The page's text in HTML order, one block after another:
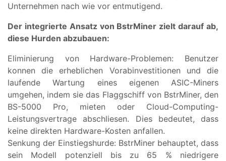
Unternehmen nach wie vor entmutigend.
Der integrierte Ansatz von BstrMiner zielt darauf ab,
diese Hurden abzubauen:
Eliminierung von Hardware-Problemen: Benutzer
konnen die erheblichen Vorabinvestitionen und die
laufende Wartung eines eigenen ASIC-Miners
umgehen, indem sie das Flaggschiff von BstrMiner, den
BS-5000 Pro, mieten oder Cloud-Computing-
Leistungsvertrage abschliesen. Dies bedeutet, dass
keine direkten Hardware-Kosten anfallen.
Senkung der Einstiegshurde: BstrMiner behauptet, dass
sein Modell potenziell bis zu 65 % niedrigere